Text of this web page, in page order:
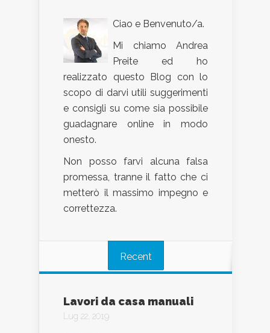
Ciao e Benvenuto/a.
Mi chiamo Andrea
Preite ed ho
realizzato questo Blog con lo
scopo di darvi utili suggerimenti
e consigli su come sia possibile
guadagnare online in modo
onesto.
Non posso farvi alcuna falsa
promessa, tranne il fatto che ci
metterò il massimo impegno e
correttezza.
Recent
Lavori da casa manuali
Lug 22, 2019